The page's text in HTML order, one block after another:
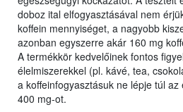
doboz ital elfogyasztásával nem
koffein mennyiséget, a nagyobb
azonban egyszerre akár 160 mg
A termékkör kedvelőinek fontos
élelmiszerekkel (pl. kávé, tea,
a koffeinfogyasztásuk ne lépje túl
400 mg-ot.